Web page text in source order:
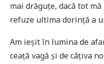
mai drăguțe, dacă tot
refuze ultima dorință a
Am ieșit în lumina de
ceață vagă și de câțiva